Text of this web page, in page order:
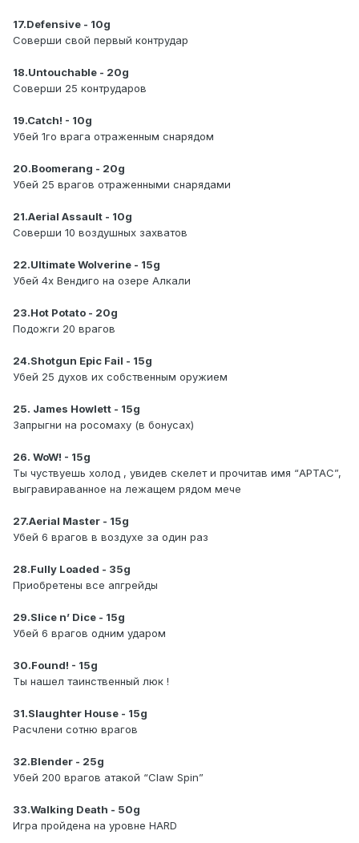
17.Defensive - 10g
Соверши свой первый контрудар
18.Untouchable - 20g
Соверши 25 контрударов
19.Catch! - 10g
Убей 1го врага отраженным снарядом
20.Boomerang - 20g
Убей 25 врагов отраженными снарядами
21.Aerial Assault - 10g
Соверши 10 воздушных захватов
22.Ultimate Wolverine - 15g
Убей 4х Вендиго на озере Алкали
23.Hot Potato - 20g
Подожги 20 врагов
24.Shotgun Epic Fail - 15g
Убей 25 духов их собственным оружием
25. James Howlett - 15g
Запрыгни на росомаху (в бонусах)
26. WoW! - 15g
Ты чуствуешь холод , увидев скелет и прочитав имя “АРТАС”,
выгравираванное на лежащем рядом мече
27.Aerial Master - 15g
Убей 6 врагов в воздухе за один раз
28.Fully Loaded - 35g
Приобретены все апгрейды
29.Slice n’ Dice - 15g
Убей 6 врагов одним ударом
30.Found! - 15g
Ты нашел таинственный люк !
31.Slaughter House - 15g
Расчлени сотню врагов
32.Blender - 25g
Убей 200 врагов атакой “Claw Spin”
33.Walking Death - 50g
Игра пройдена на уровне HARD